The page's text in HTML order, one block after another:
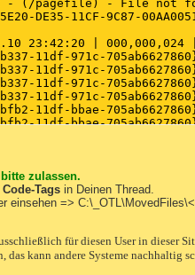
- (/pagefile) - File not
DE35-11CF-9C87-
23:42:20 |
11df-971c-
11df-971c-
11df-971c-
11df-971c-
11df-bbae-
11df-bbae-
11df-bbae-
11df-bc43-
11df-bc43-
11df-bc43-
11df-bc43-
11df-96dd-
11df-96dd-
zulassen.
Code-Tags in Deinen Thread.
einsehen =>
für diesen User in dieser
kann andere Systeme nachhaltig